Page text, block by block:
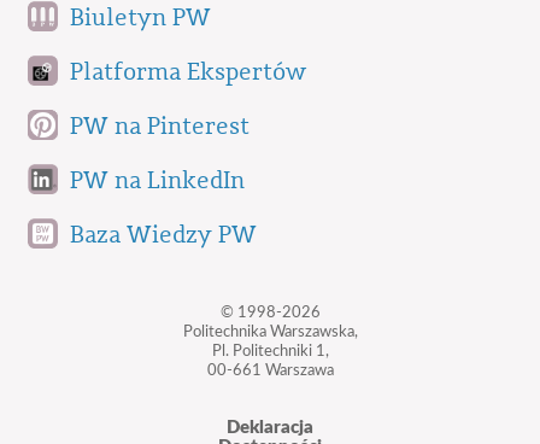
Biuletyn PW
Platforma Ekspertów
PW na Pinterest
PW na LinkedIn
Baza Wiedzy PW
© 1998-2026
Politechnika Warszawska,
Pl. Politechniki 1,
00-661 Warszawa
Deklaracja